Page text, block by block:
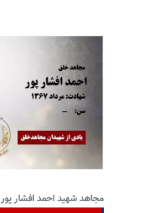
مجاهد شهید احمد افشار پور